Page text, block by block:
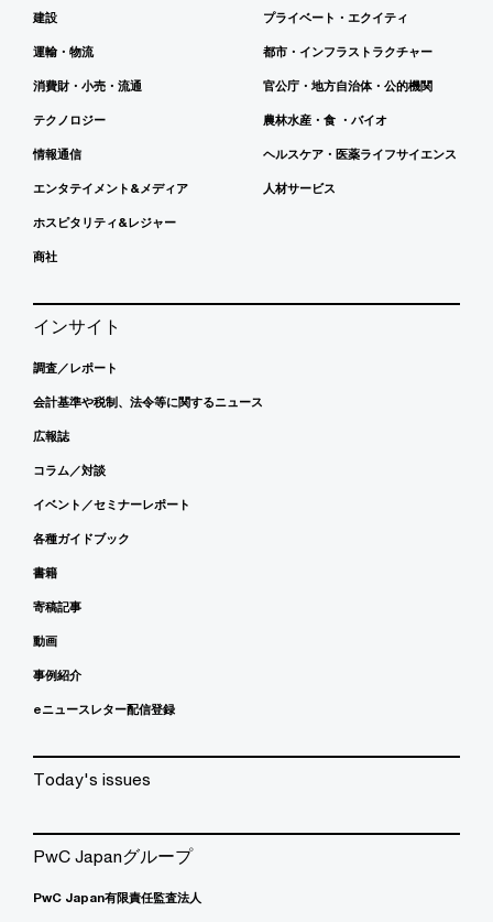
建設
運輸・物流
消費財・小売・流通
テクノロジー
情報通信
エンタテイメント&メディア
ホスピタリティ&レジャー
商社
プライベート・エクイティ
都市・インフラストラクチャー
官公庁・地方自治体・公的機関
農林水産・食 ・バイオ
ヘルスケア・医薬ライフサイエンス
人材サービス
インサイト
調査／レポート
会計基準や税制、法令等に関するニュース
広報誌
コラム／対談
イベント／セミナーレポート
各種ガイドブック
書籍
寄稿記事
動画
事例紹介
eニュースレター配信登録
Today's issues
PwC Japanグループ
PwC Japan有限責任監査法人